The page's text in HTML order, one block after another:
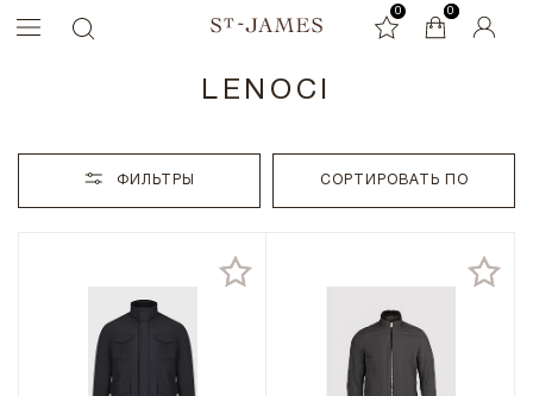
0 0
0
LENOCI
ФИЛЬТРЫ СОРТИРОВАТЬ ПО